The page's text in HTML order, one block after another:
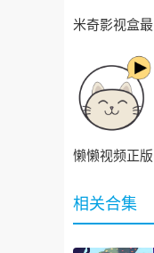
米奇影视盒最
懒懒视频正版
相关合集